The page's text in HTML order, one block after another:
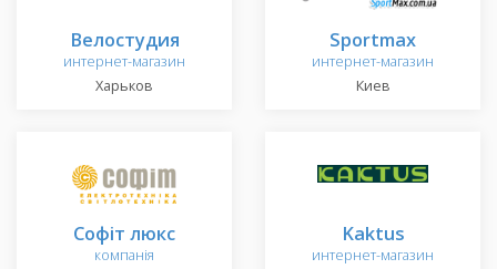
Велостудия
интернет-магазин
Харьков
Sportmax
интернет-магазин
Киев
Софіт люкс
компанія
Kaktus
интернет-магазин